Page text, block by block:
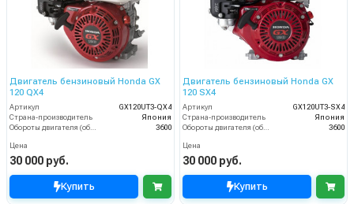
Двигатель бензиновый Honda GX
120 QX4
Артикул
GX120UT3-QX4
Страна-производитель
Япония
3600
Цена
30 000 руб.
Купить
Двигатель бензиновый Honda GX
120 SX4
Артикул
GX120UT3-SX4
Страна-производитель
Япония
3600
Цена
30 000 руб.
Купить